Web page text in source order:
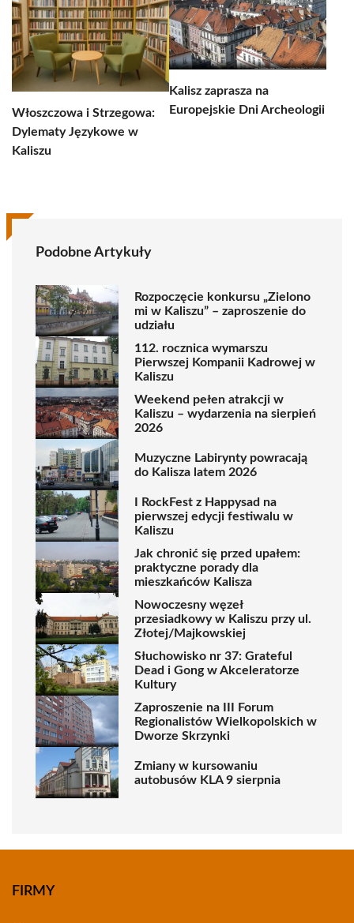
Włoszczowa i Strzegowa:
Dylematy Językowe w
Kaliszu
Kalisz zaprasza na
Europejskie Dni Archeologii
Podobne Artykuły
Rozpoczęcie konkursu „Zielono
mi w Kaliszu” – zaproszenie do
udziału
112. rocznica wymarszu
Pierwszej Kompanii Kadrowej w
Kaliszu
Weekend pełen atrakcji w
Kaliszu – wydarzenia na sierpień
2026
Muzyczne Labirynty powracają
do Kalisza latem 2026
I RockFest z Happysad na
pierwszej edycji festiwalu w
Kaliszu
Jak chronić się przed upałem:
praktyczne porady dla
mieszkańców Kalisza
Nowoczesny węzeł
przesiadkowy w Kaliszu przy ul.
Złotej/Majkowskiej
Słuchowisko nr 37: Grateful
Dead i Gong w Akceleratorze
Kultury
Zaproszenie na III Forum
Regionalistów Wielkopolskich w
Dworze Skrzynki
Zmiany w kursowaniu
autobusów KLA 9 sierpnia
FIRMY